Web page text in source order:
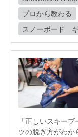
プロから教わる
スノーボード
「正しいスキー
ツの脱ぎ方がわか